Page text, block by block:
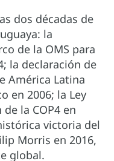
dos décadas de
la
de la OMS para
la declaración de
América Latina
en 2006; la Ley
la COP4 en
victoria del
Morris en 2016,
global.